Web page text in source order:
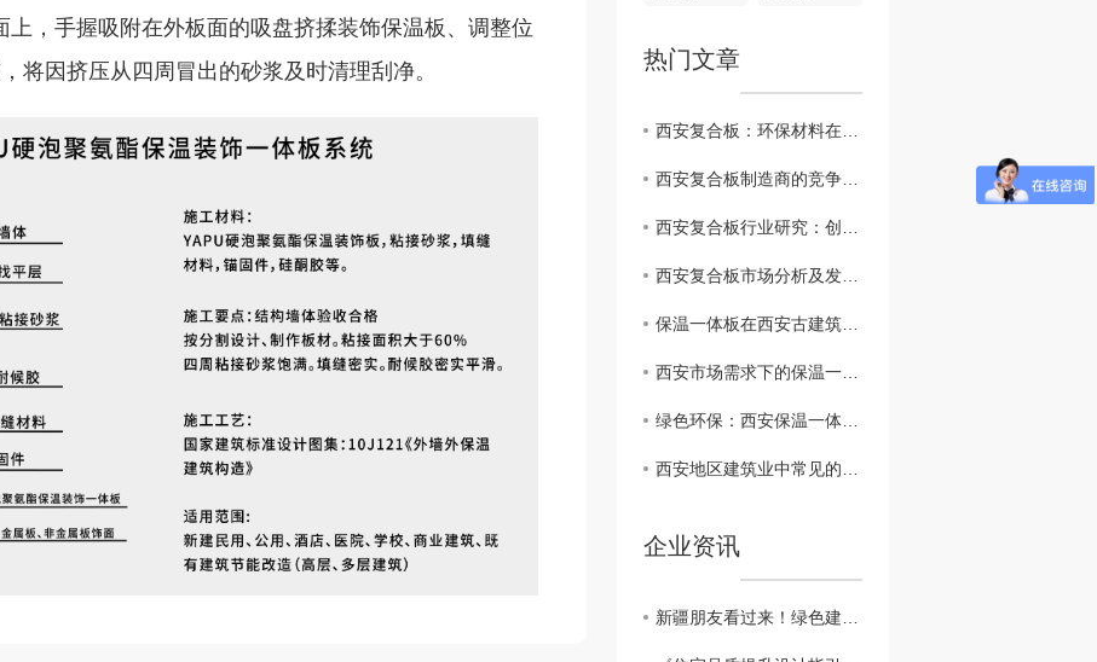
上，手握吸附在外板面的吸盘挤揉装饰保温板、调整位
将因挤压从四周冒出的砂浆及时清理刮净。
热门文章
西安复合板：环保材料在建筑业的崭露头角
西安复合板制造商的竞争优势和挑战
西安复合板行业研究：创新技术与应用前景
西安复合板市场分析及发展趋势
保温一体板在西安古建筑修复中的应用实例分享
西安市场需求下的保温一体板生产和供应情况分析
绿色环保：西安保温一体板在建筑行业的可持续发展
西安地区建筑业中常见的保温一体板材料对比
企业资讯
新疆朋友看过来！绿色建筑新篇章：外墙外保温助力新疆可持续发展